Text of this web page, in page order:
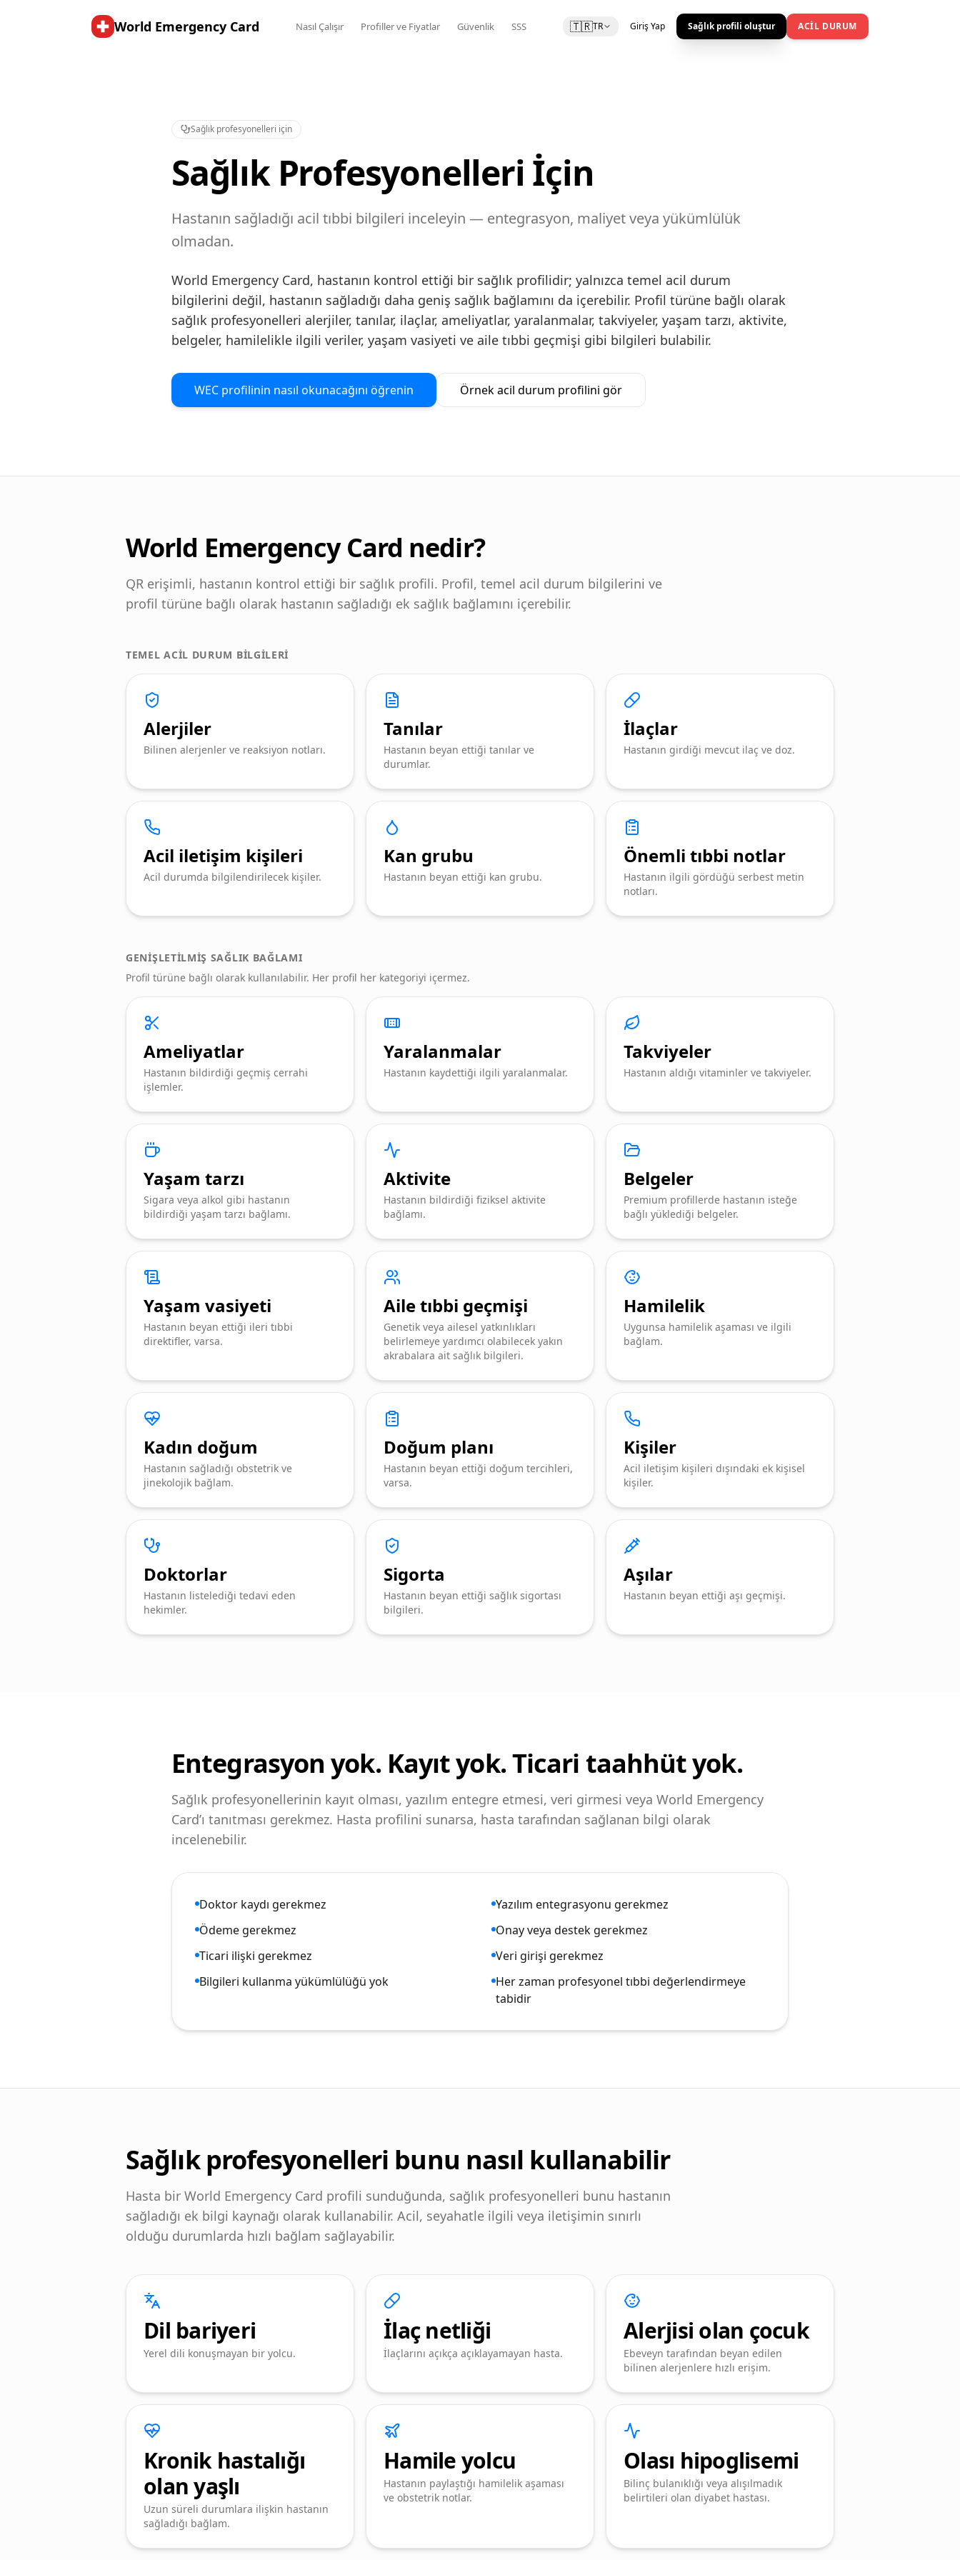
World Emergency Card Nasıl Çalışır Profiller ve Fiyatlar Güvenlik SSS 🇹🇷TR Giriş Yap Sağlık profili oluştur ACIL DURUM
Sağlık profesyonelleri için
Sağlık Profesyonelleri İçin
Hastanın sağladığı acil tıbbi bilgileri inceleyin — entegrasyon, maliyet veya yükümlülük
olmadan.
World Emergency Card, hastanın kontrol ettiği bir sağlık profilidir; yalnızca temel acil durum
bilgilerini değil, hastanın sağladığı daha geniş sağlık bağlamını da içerebilir. Profil türüne bağlı olarak
sağlık profesyonelleri alerjiler, tanılar, ilaçlar, ameliyatlar, yaralanmalar, takviyeler, yaşam tarzı, aktivite,
belgeler, hamilelikle ilgili veriler, yaşam vasiyeti ve aile tıbbi geçmişi gibi bilgileri bulabilir.
WEC profilinin nasıl okunacağını öğrenin Örnek acil durum profilini gör
World Emergency Card nedir?
QR erişimli, hastanın kontrol ettiği bir sağlık profili. Profil, temel acil durum bilgilerini ve
profil türüne bağlı olarak hastanın sağladığı ek sağlık bağlamını içerebilir.
TEMEL ACIL DURUM BILGILERI
Alerjiler
Bilinen alerjenler ve reaksiyon notları.
Tanılar
Hastanın beyan ettiği tanılar ve
durumlar.
İlaçlar
Hastanın girdiği mevcut ilaç ve doz.
Acil iletişim kişileri
Acil durumda bilgilendirilecek kişiler.
Kan grubu
Hastanın beyan ettiği kan grubu.
Önemli tıbbi notlar
Hastanın ilgili gördüğü serbest metin
notları.
GENIŞLETILMIŞ SAĞLIK BAĞLAMI
Profil türüne bağlı olarak kullanılabilir. Her profil her kategoriyi içermez.
Ameliyatlar
Hastanın bildirdiği geçmiş cerrahi
işlemler.
Yaralanmalar
Hastanın kaydettiği ilgili yaralanmalar.
Takviyeler
Hastanın aldığı vitaminler ve takviyeler.
Yaşam tarzı
Sigara veya alkol gibi hastanın
bildirdiği yaşam tarzı bağlamı.
Aktivite
Hastanın bildirdiği fiziksel aktivite
bağlamı.
Belgeler
Premium profillerde hastanın isteğe
bağlı yüklediği belgeler.
Yaşam vasiyeti
Hastanın beyan ettiği ileri tıbbi
direktifler, varsa.
Aile tıbbi geçmişi
Genetik veya ailesel yatkınlıkları
belirlemeye yardımcı olabilecek yakın
akrabalara ait sağlık bilgileri.
Hamilelik
Uygunsa hamilelik aşaması ve ilgili
bağlam.
Kadın doğum
Hastanın sağladığı obstetrik ve
jinekolojik bağlam.
Doğum planı
Hastanın beyan ettiği doğum tercihleri,
varsa.
Kişiler
Acil iletişim kişileri dışındaki ek kişisel
kişiler.
Doktorlar
Hastanın listelediği tedavi eden
hekimler.
Sigorta
Hastanın beyan ettiği sağlık sigortası
bilgileri.
Aşılar
Hastanın beyan ettiği aşı geçmişi.
Entegrasyon yok. Kayıt yok. Ticari taahhüt yok.
Sağlık profesyonellerinin kayıt olması, yazılım entegre etmesi, veri girmesi veya World Emergency
Card’ı tanıtması gerekmez. Hasta profilini sunarsa, hasta tarafından sağlanan bilgi olarak
incelenebilir.
Doktor kaydı gerekmez
Yazılım entegrasyonu gerekmez
Ödeme gerekmez
Onay veya destek gerekmez
Ticari ilişki gerekmez
Veri girişi gerekmez
Bilgileri kullanma yükümlülüğü yok
Her zaman profesyonel tıbbi değerlendirmeye
tabidir
Sağlık profesyonelleri bunu nasıl kullanabilir
Hasta bir World Emergency Card profili sunduğunda, sağlık profesyonelleri bunu hastanın
sağladığı ek bilgi kaynağı olarak kullanabilir. Acil, seyahatle ilgili veya iletişimin sınırlı
olduğu durumlarda hızlı bağlam sağlayabilir.
Dil bariyeri
Yerel dili konuşmayan bir yolcu.
İlaç netliği
İlaçlarını açıkça açıklayamayan hasta.
Alerjisi olan çocuk
Ebeveyn tarafından beyan edilen
bilinen alerjenlere hızlı erişim.
Kronik hastalığı
olan yaşlı
Uzun süreli durumlara ilişkin hastanın
sağladığı bağlam.
Hamile yolcu
Hastanın paylaştığı hamilelik aşaması
ve obstetrik notlar.
Olası hipoglisemi
Bilinç bulanıklığı veya alışılmadık
belirtileri olan diyabet hastası.